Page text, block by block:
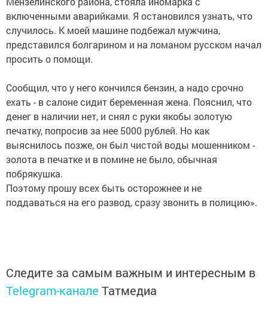
включенными аварийками. Я остановился узнать, что
случилось. К моей машине подбежал мужчина,
представился болгарином и на ломаном русском начал
просить о помощи.
Сообщил, что у него кончился бензин, а надо срочно
ехать - в салоне сидит беременная жена. Пояснил, что
денег в наличии нет, и снял с руки якобы золотую
печатку, попросив за нее 5000 рублей. Но как
выяснилось позже, он был чистой воды мошенником -
золота в печатке и в помине не было, обычная
побрякушка.
Поэтому прошу всех быть осторожнее и не
поддаваться на его развод, сразу звонить в полицию».
Следите за самым важным и интересным в
Telegram-канале Татмедиа